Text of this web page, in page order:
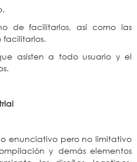
facilitarlos, así como las
a todo usuario y el
enunciativo pero no limitativo
y demás elementos